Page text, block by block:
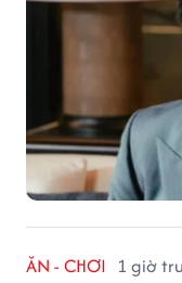
ĂN - CHƠI 1 giờ